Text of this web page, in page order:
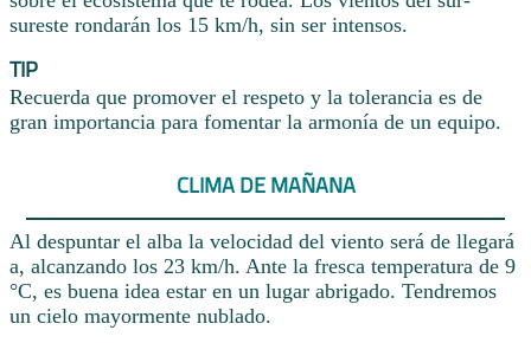
sureste rondarán los 15 km/h, sin ser intensos.
TIP
Recuerda que promover el respeto y la tolerancia es de
gran importancia para fomentar la armonía de un equipo.
CLIMA DE MAÑANA
Al despuntar el alba la velocidad del viento será de llegará
a, alcanzando los 23 km/h. Ante la fresca temperatura de 9
°C, es buena idea estar en un lugar abrigado. Tendremos
un cielo mayormente nublado.